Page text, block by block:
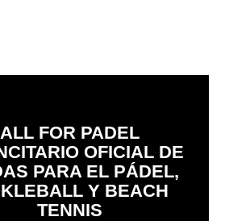
ALL FOR PADEL
OFICIAL DE
PARA EL PÁDEL,
Y BEACH
TENNIS